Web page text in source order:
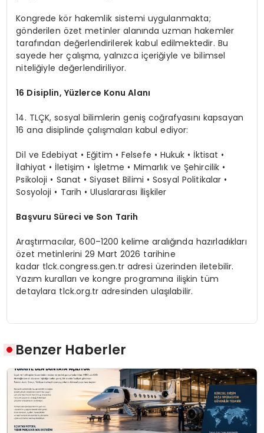
Kongrede kör hakemlik sistemi uygulanmakta;
gönderilen özet metinler alanında uzman hakemler
tarafından değerlendirilerek kabul edilmektedir. Bu
sayede her çalışma, yalnızca içeriğiyle ve bilimsel
niteliğiyle değerlendiriliyor.
16 Disiplin, Yüzlerce Konu Alanı
14. TLÇK, sosyal bilimlerin geniş coğrafyasını kapsayan
16 ana disiplinde çalışmaları kabul ediyor:
Dil ve Edebiyat • Eğitim • Felsefe • Hukuk • İktisat •
İlahiyat • İletişim • İşletme • Mimarlık ve Şehircilik •
Psikoloji • Sanat • Siyaset Bilimi • Sosyal Politikalar •
Sosyoloji • Tarih • Uluslararası İlişkiler
Başvuru Süreci ve Son Tarih
Araştırmacılar, 600–1200 kelime aralığında hazırladıkları
özet metinlerini29 Mart 2026 tarihine
kadar tlck.congress.gen.tradresi üzerinden iletebilir.
Yazım kuralları ve kongre programına ilişkin tüm
detaylara tlck.org.tr adresinden ulaşılabilir.
Benzer Haberler